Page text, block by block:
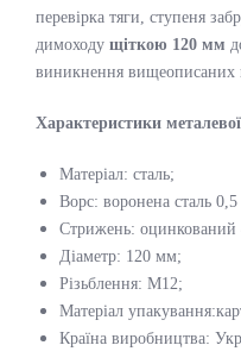
перевірка тяги, ступеня
димоходу щіткою 120 мм
виникнення вищеописаних
Характеристики
Матеріал: сталь;
Ворс: воронена сталь
Стрижень:
Діаметр: 120 мм;
Різьблення: М12;
Матеріал
Країна виробництва: